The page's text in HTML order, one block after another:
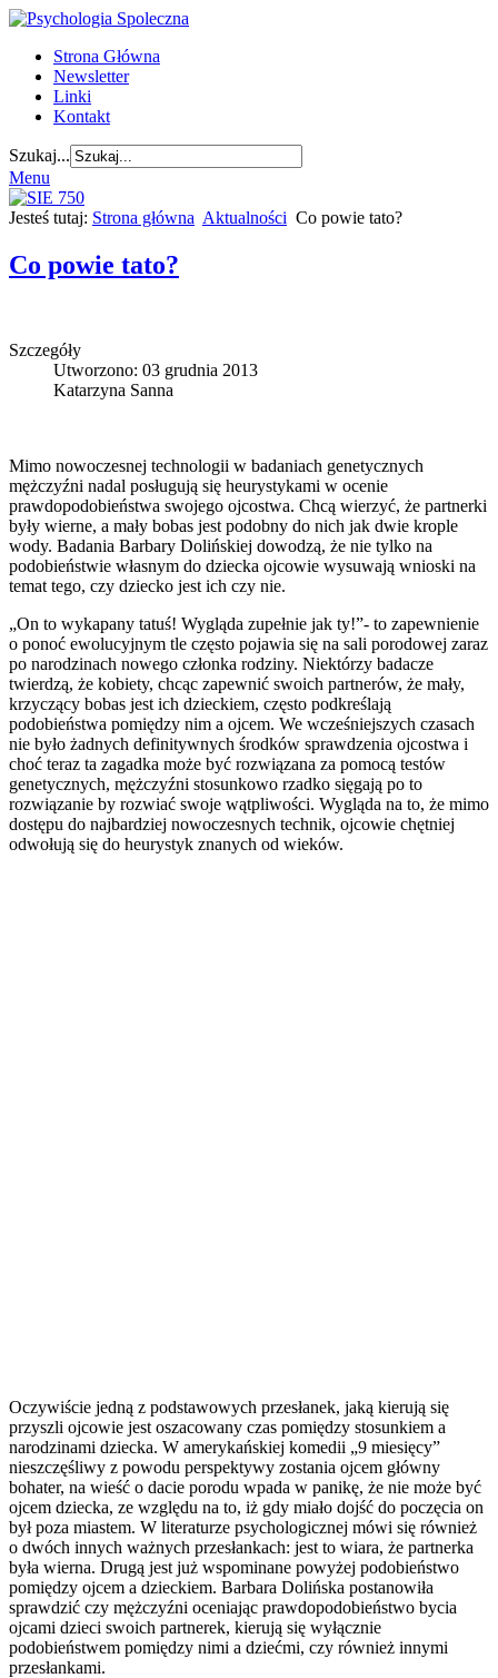
Strona Główna
Newsletter
Linki
Kontakt
Szukaj...
Menu
Jesteś tutaj: Strona główna Aktualności Co powie tato?
Co powie tato?
Szczegóły
Utworzono: 03 grudnia 2013
Katarzyna Sanna
Mimo nowoczesnej technologii w badaniach genetycznych
mężczyźni nadal posługują się heurystykami w ocenie
prawdopodobieństwa swojego ojcostwa. Chcą wierzyć, że partnerki
były wierne, a mały bobas jest podobny do nich jak dwie krople
wody. Badania Barbary Dolińskiej dowodzą, że nie tylko na
podobieństwie własnym do dziecka ojcowie wysuwają wnioski na
temat tego, czy dziecko jest ich czy nie.
„On to wykapany tatuś! Wygląda zupełnie jak ty!”- to zapewnienie
o ponoć ewolucyjnym tle często pojawia się na sali porodowej zaraz
po narodzinach nowego członka rodziny. Niektórzy badacze
twierdzą, że kobiety, chcąc zapewnić swoich partnerów, że mały,
krzyczący bobas jest ich dzieckiem, często podkreślają
podobieństwa pomiędzy nim a ojcem. We wcześniejszych czasach
nie było żadnych definitywnych środków sprawdzenia ojcostwa i
choć teraz ta zagadka może być rozwiązana za pomocą testów
genetycznych, mężczyźni stosunkowo rzadko sięgają po to
rozwiązanie by rozwiać swoje wątpliwości. Wygląda na to, że mimo
dostępu do najbardziej nowoczesnych technik, ojcowie chętniej
odwołują się do heurystyk znanych od wieków.
Oczywiście jedną z podstawowych przesłanek, jaką kierują się
przyszli ojcowie jest oszacowany czas pomiędzy stosunkiem a
narodzinami dziecka. W amerykańskiej komedii „9 miesięcy”
nieszczęśliwy z powodu perspektywy zostania ojcem główny
bohater, na wieść o dacie porodu wpada w panikę, że nie może być
ojcem dziecka, ze względu na to, iż gdy miało dojść do poczęcia on
był poza miastem. W literaturze psychologicznej mówi się również
o dwóch innych ważnych przesłankach: jest to wiara, że partnerka
była wierna. Drugą jest już wspominane powyżej podobieństwo
pomiędzy ojcem a dzieckiem. Barbara Dolińska postanowiła
sprawdzić czy mężczyźni oceniając prawdopodobieństwo bycia
ojcami dzieci swoich partnerek, kierują się wyłącznie
podobieństwem pomiędzy nimi a dziećmi, czy również innymi
przesłankami.